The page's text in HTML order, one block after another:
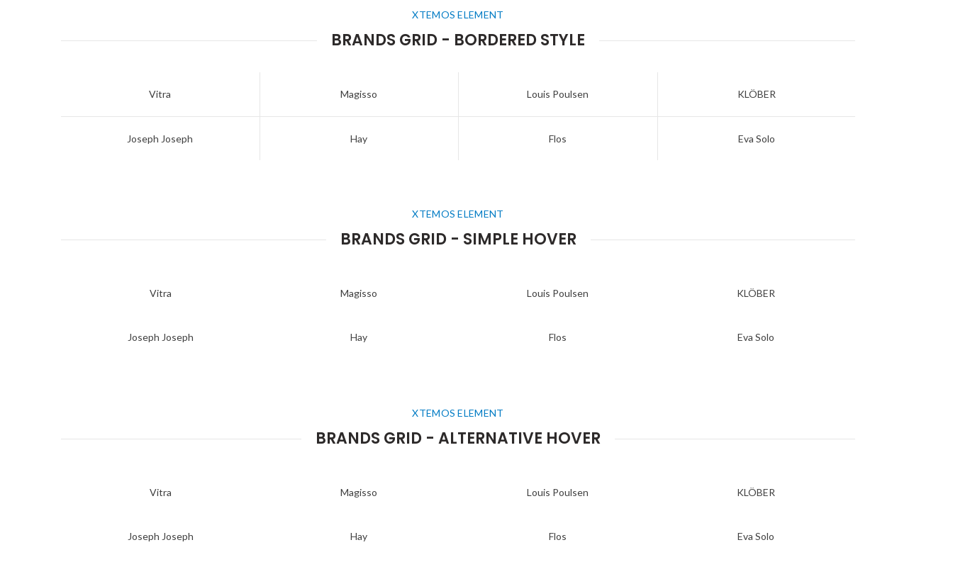
XTEMOS ELEMENT
BRANDS GRID - BORDERED STYLE
Vitra Magisso Louis Poulsen KLÖBER
Joseph Joseph Hay Flos Eva Solo
XTEMOS ELEMENT
BRANDS GRID - SIMPLE HOVER
Vitra Magisso Louis Poulsen KLÖBER
Joseph Joseph Hay Flos Eva Solo
XTEMOS ELEMENT
BRANDS GRID - ALTERNATIVE HOVER
Vitra Magisso Louis Poulsen KLÖBER
Joseph Joseph Hay Flos Eva Solo